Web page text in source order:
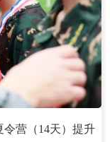
令营（14天）提升